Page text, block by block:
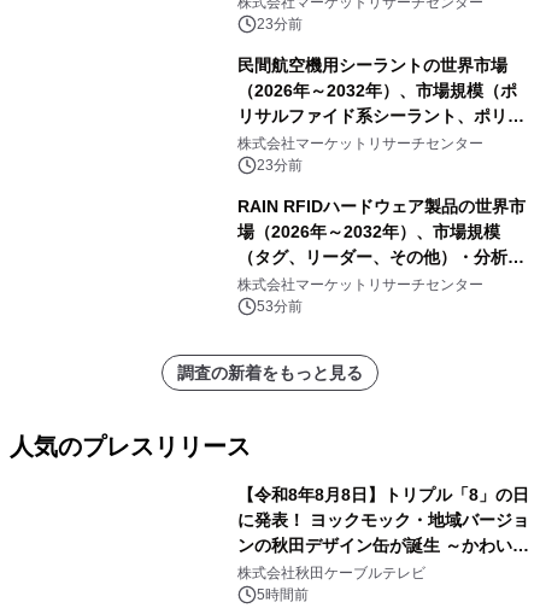
23分前
民間航空機用シーラントの世界市場
（2026年～2032年）、市場規模（ポ
リサルファイド系シーラント、ポリチ
オエーテル系シーラント、シリコーン
系シーラント、その他）・分析レポー
株式会社マーケットリサーチセンター
23分前
RAIN RFIDハードウェア製品の世界市
場（2026年～2032年）、市場規模
（タグ、リーダー、その他）・分析レ
ポートを発表
株式会社マーケットリサーチセンター
53分前
調査の新着をもっと見る
人気のプレスリリース
【令和8年8月8日】トリプル「8」の日
に発表！ ヨックモック・地域バージョ
ンの秋田デザイン缶が誕生 ～かわいい
秋田犬の子犬と秋田の四季と名所を巡
るパッケージ～ 9月1日(火)秋田県内で
株式会社秋田ケーブルテレビ
5時間前